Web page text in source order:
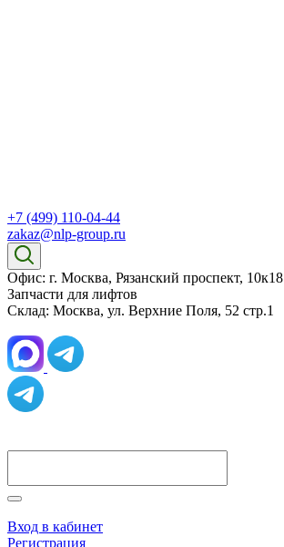
+7 (499) 110-04-44
zakaz@nlp-group.ru
Офис: г. Москва, Рязанский проспект, 10к18
Запчасти для лифтов
Склад: Москва, ул. Верхние Поля, 52 стр.1
Вход в кабинет
Регистрация